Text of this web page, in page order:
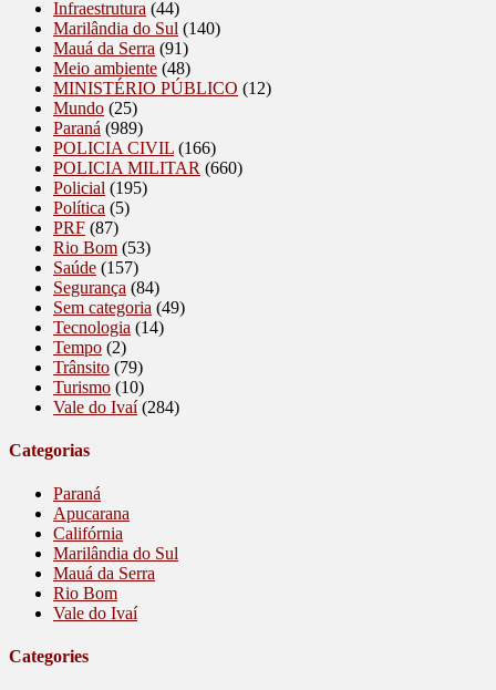
Infraestrutura (44)
Marilândia do Sul (140)
Mauá da Serra (91)
Meio ambiente (48)
MINISTÉRIO PÚBLICO (12)
Mundo (25)
Paraná (989)
POLICIA CIVIL (166)
POLICIA MILITAR (660)
Policial (195)
Política (5)
PRF (87)
Rio Bom (53)
Saúde (157)
Segurança (84)
Sem categoria (49)
Tecnologia (14)
Tempo (2)
Trânsito (79)
Turismo (10)
Vale do Ivaí(284)
Categorias
Paraná
Apucarana
Califórnia
Marilândia do Sul
Mauá da Serra
Rio Bom
Vale do Ivaí
Categories